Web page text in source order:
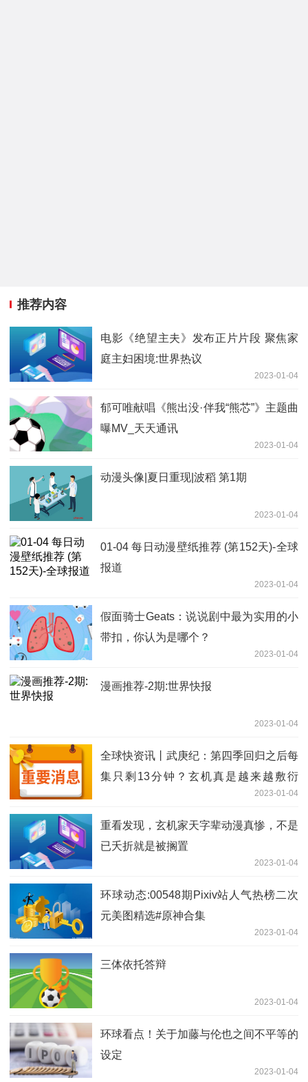
推荐内容
电影《绝望主夫》发布正片片段 聚焦家
庭主妇困境:世界热议
2023-01-04
郁可唯献唱《熊出没·伴我“熊芯”》主题曲
曝MV_天天通讯
2023-01-04
动漫头像|夏日重现|波稻 第1期
2023-01-04
01-04 每日动漫壁纸推荐 (第152天)-全球
报道
2023-01-04
假面骑士Geats：说说剧中最为实用的小
带扣，你认为是哪个？
2023-01-04
漫画推荐-2期:世界快报
2023-01-04
全球快资讯丨武庚纪：第四季回归之后每
集只剩13分钟？玄机真是越来越敷衍
2023-01-04
重看发现，玄机家天字辈动漫真惨，不是
已夭折就是被搁置
2023-01-04
环球动态:00548期Pixiv站人气热榜二次
元美图精选#原神合集
2023-01-04
三体依托答辩
2023-01-04
环球看点！关于加藤与伦也之间不平等的
设定
2023-01-04